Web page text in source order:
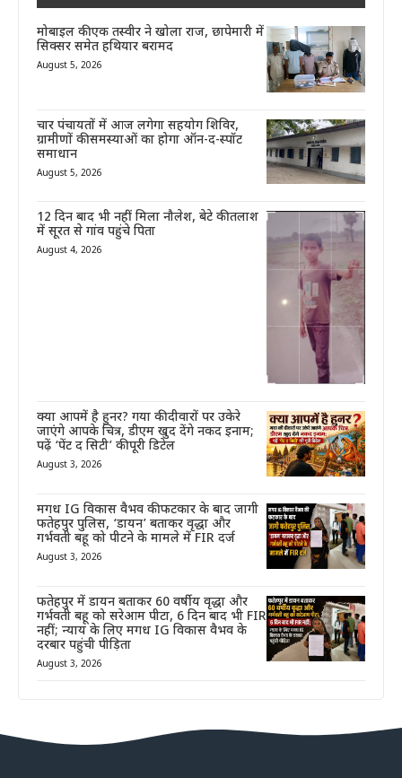
मोबाइल की एक तस्वीर ने खोला राज, छापेमारी में
सिक्सर समेत हथियार बरामद
August 5, 2026
चार पंचायतों में आज लगेगा सहयोग शिविर,
ग्रामीणों की समस्याओं का होगा ऑन-द-स्पॉट
समाधान
August 5, 2026
12 दिन बाद भी नहीं मिला नौलेश, बेटे की तलाश
में सूरत से गांव पहुंचे पिता
August 4, 2026
क्या आपमें है हुनर? गया की दीवारों पर उकेरे
जाएंगे आपके चित्र, डीएम खुद देंगे नकद इनाम;
पढ़ें ‘पेंट द सिटी’ की पूरी डिटेल
August 3, 2026
मगध IG विकास वैभव की फटकार के बाद जागी
फतेहपुर पुलिस, ‘डायन’ बताकर वृद्धा और
गर्भवती बहू को पीटने के मामले में FIR दर्ज
August 3, 2026
फतेहपुर में डायन बताकर 60 वर्षीय वृद्धा और
गर्भवती बहू को सरेआम पीटा, 6 दिन बाद भी FIR
नहीं; न्याय के लिए मगध IG विकास वैभव के
दरबार पहुंची पीड़िता
August 3, 2026